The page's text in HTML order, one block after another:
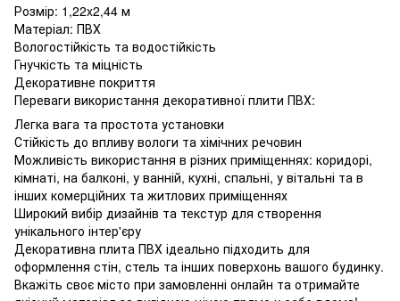
Розмір: 1,22x2,44 м
Матеріал: ПВХ
Вологостійкість та водостійкість
Гнучкість та міцність
Декоративне покриття
Переваги використання декоративної плити ПВХ:
Легка вага та простота установки
Стійкість до впливу вологи та хімічних речовин
Можливість використання в різних приміщеннях: коридорі,
кімнаті, на балконі, у ванній, кухні, спальні, у вітальні та в
інших комерційних та житлових приміщеннях
Широкий вибір дизайнів та текстур для створення
унікального інтер'єру
Декоративна плита ПВХ ідеально підходить для
оформлення стін, стель та інших поверхонь вашого будинку.
Вкажіть своє місто при замовленні онлайн та отримайте